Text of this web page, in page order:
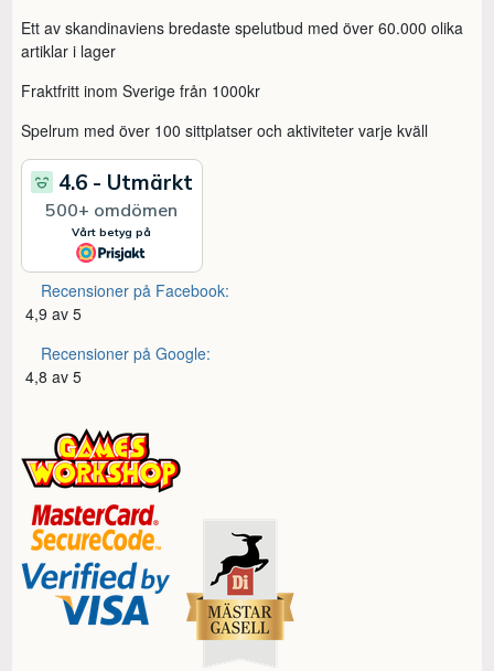
Ett av skandinaviens bredaste spelutbud med över 60.000 olika
artiklar i lager
Fraktfritt inom Sverige från 1000kr
Spelrum med över 100 sittplatser och aktiviteter varje kväll
Recensioner på Facebook:
4,9 av 5
Recensioner på Google:
4,8 av 5